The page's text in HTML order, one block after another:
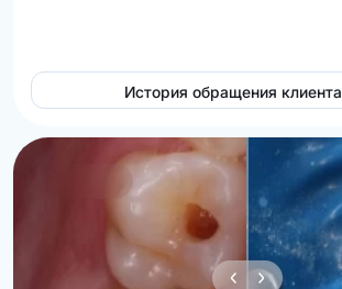
История обращения клиента